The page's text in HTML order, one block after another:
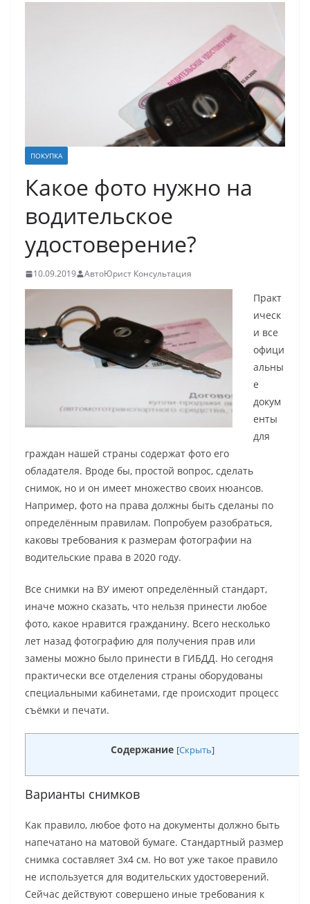
ПОКУПКА
Какое фото нужно на
водительское
удостоверение?
10.09.2019 АвтоЮрист Консультация
Практ
ическ
и все
офици
альны
е
докум
енты
для
граждан нашей страны содержат фото его
обладателя. Вроде бы, простой вопрос, сделать
снимок, но и он имеет множество своих нюансов.
Например, фото на права должны быть сделаны по
определённым правилам. Попробуем разобраться,
каковы требования к размерам фотографии на
водительские права в 2020 году.
Все снимки на ВУ имеют определённый стандарт,
иначе можно сказать, что нельзя принести любое
фото, какое нравится гражданину. Всего несколько
лет назад фотографию для получения прав или
замены можно было принести в ГИБДД. Но сегодня
практически все отделения страны оборудованы
специальными кабинетами, где происходит процесс
съёмки и печати.
Содержание [Скрыть]
Варианты снимков
Как правило, любое фото на документы должно быть
напечатано на матовой бумаге. Стандартный размер
снимка составляет 3х4 см. Но вот уже такое правило
не используется для водительских удостоверений.
Сейчас действуют совершено иные требования к